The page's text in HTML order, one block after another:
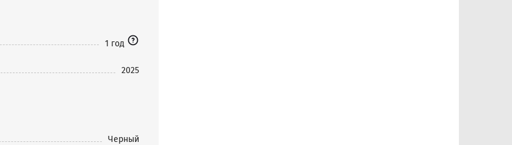
1 год
2025
Черный